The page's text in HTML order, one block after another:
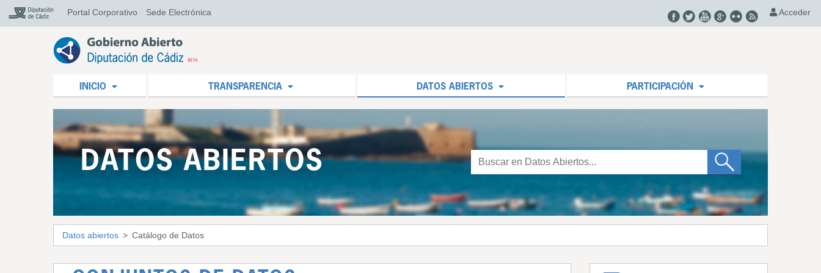
Portal Corporativo Sede Electrónica Acceder
INICIO TRANSPARENCIA DATOS ABIERTOS PARTICIPACIÓN
DATOS ABIERTOS
Datos abiertos Catálogo de Datos